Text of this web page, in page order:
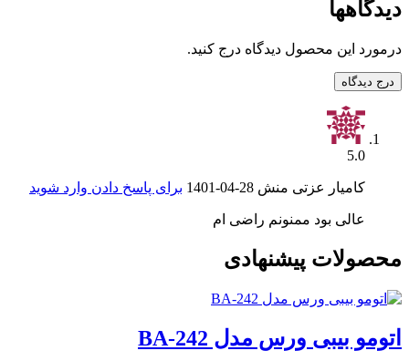
دیدگاهها
درمورد این محصول دیدگاه درج کنید.
درج دیدگاه
5.0
کامیار عزتی منش 1401-04-28 برای پاسخ دادن وارد شوید
عالی بود ممنونم راضی ام
محصولات پیشنهادی
اتومو بیبی ورس مدل BA-242